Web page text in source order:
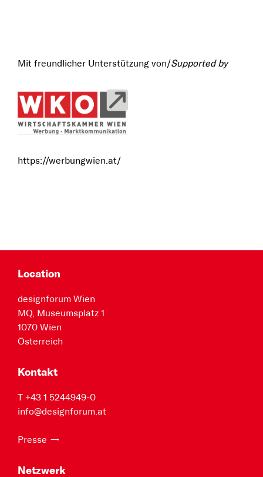
Mit freundlicher Unterstützung von/Supported by
https://werbungwien.at/
Location
designforum Wien
MQ, Museumsplatz 1
1070 Wien
Österreich
Kontakt
T +43 1 5244949-0
info@designforum.at
Presse
Netzwerk